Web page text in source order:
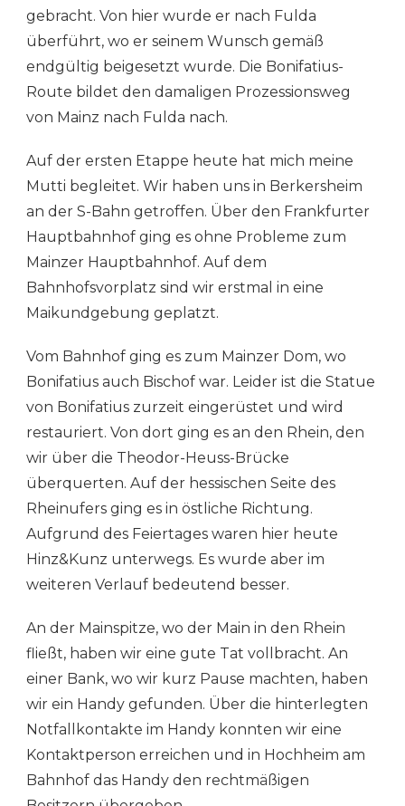
gebracht. Von hier wurde er nach Fulda
überführt, wo er seinem Wunsch gemäß
endgültig beigesetzt wurde. Die Bonifatius-
Route bildet den damaligen Prozessionsweg
von Mainz nach Fulda nach.
Auf der ersten Etappe heute hat mich meine
Mutti begleitet. Wir haben uns in Berkersheim
an der S-Bahn getroffen. Über den Frankfurter
Hauptbahnhof ging es ohne Probleme zum
Mainzer Hauptbahnhof. Auf dem
Bahnhofsvorplatz sind wir erstmal in eine
Maikundgebung geplatzt.
Vom Bahnhof ging es zum Mainzer Dom, wo
Bonifatius auch Bischof war. Leider ist die Statue
von Bonifatius zurzeit eingerüstet und wird
restauriert. Von dort ging es an den Rhein, den
wir über die Theodor-Heuss-Brücke
überquerten. Auf der hessischen Seite des
Rheinufers ging es in östliche Richtung.
Aufgrund des Feiertages waren hier heute
Hinz&Kunz unterwegs. Es wurde aber im
weiteren Verlauf bedeutend besser.
An der Mainspitze, wo der Main in den Rhein
fließt, haben wir eine gute Tat vollbracht. An
einer Bank, wo wir kurz Pause machten, haben
wir ein Handy gefunden. Über die hinterlegten
Notfallkontakte im Handy konnten wir eine
Kontaktperson erreichen und in Hochheim am
Bahnhof das Handy den rechtmäßigen